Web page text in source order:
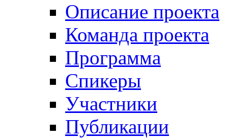
Описание проекта
Команда проекта
Программа
Спикеры
Участники
Публикации